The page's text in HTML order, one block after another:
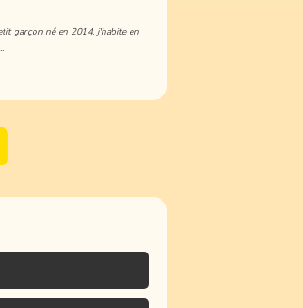
garçon né en 2014, j'habite en